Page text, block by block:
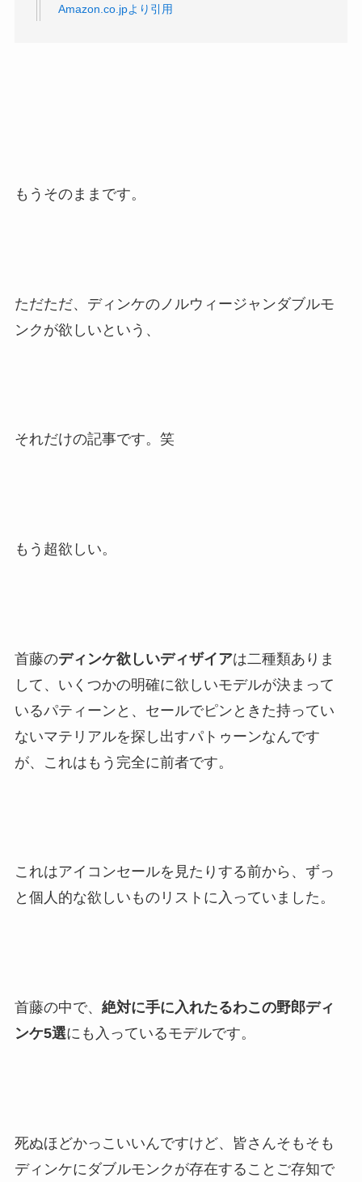
Amazon.co.jpより引用
もうそのままです。
ただただ、ディンケのノルウィージャンダブルモ
ンクが欲しいという、
それだけの記事です。笑
もう超欲しい。
首藤のディンケ欲しいディザイアは二種類ありま
して、いくつかの明確に欲しいモデルが決まって
いるパティーンと、セールでピンときた持ってい
ないマテリアルを探し出すパトゥーンなんです
が、これはもう完全に前者です。
これはアイコンセールを見たりする前から、ずっ
と個人的な欲しいものリストに入っていました。
首藤の中で、 絶対に手に入れたるわこの野郎ディ
ンケ5選にも入っているモデルです。
死ぬほどかっこいいんですけど、皆さんそもそも
ディンケにダブルモンクが存在することご存知で